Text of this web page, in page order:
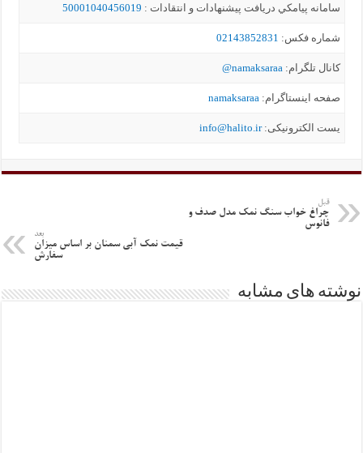
سامانه پيامکي دریافت پیشنهادات و انتقادات : 50001040456019
شماره فکس: 02143852831
کانال تلگرام: namaksaraa@
صفحه اینستاگرام: namaksaraa
یست الکترونیکی:info@halito.ir
قبل
چراغ خواب سنگ نمک مدل صدف و
فانوس
بعد
قیمت نمک آبی سمنان بر اساس میزان
سفارش
نوشته های مشابه